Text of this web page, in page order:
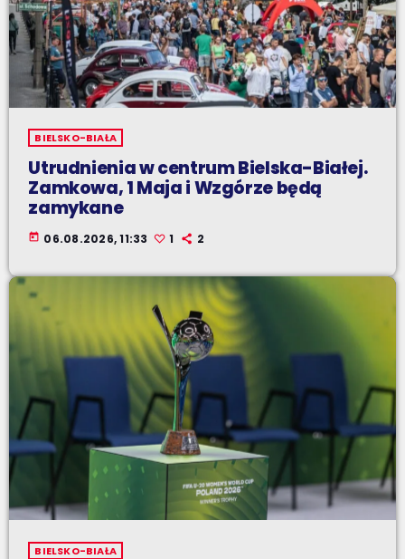
BIELSKO-BIAŁA
Utrudnienia w centrum Bielska-Białej.
Zamkowa, 1 Maja i Wzgórze będą
zamykane
today 06.08.2026, 11:33 1 2
BIELSKO-BIAŁA